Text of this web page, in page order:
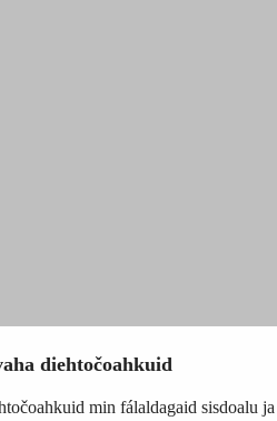
diehtočoahkuid
min fálaldagaid sisdoalu ja